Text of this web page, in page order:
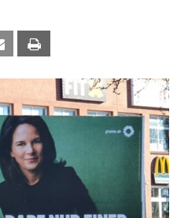
Email